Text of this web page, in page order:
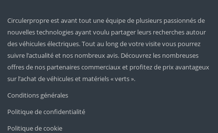
Circulerpropre est avant tout une équipe de plusieurs passionnés de
nouvelles technologies ayant voulu partager leurs recherches autour
des véhicules électriques. Tout au long de votre visite vous pourrez
suivre l’actualité et nos nombreux avis. Découvrez les nombreuses
offres de nos partenaires commerciaux et profitez de prix avantageux
sur l’achat de véhicules et matériels « verts ».
Conditions générales
Politique de confidentialité
Politique de cookie